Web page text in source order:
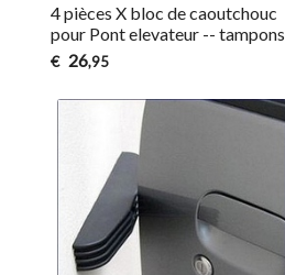
4 pièces X bloc de caoutchouc
pour Pont elevateur -- tampons
€ 26,95